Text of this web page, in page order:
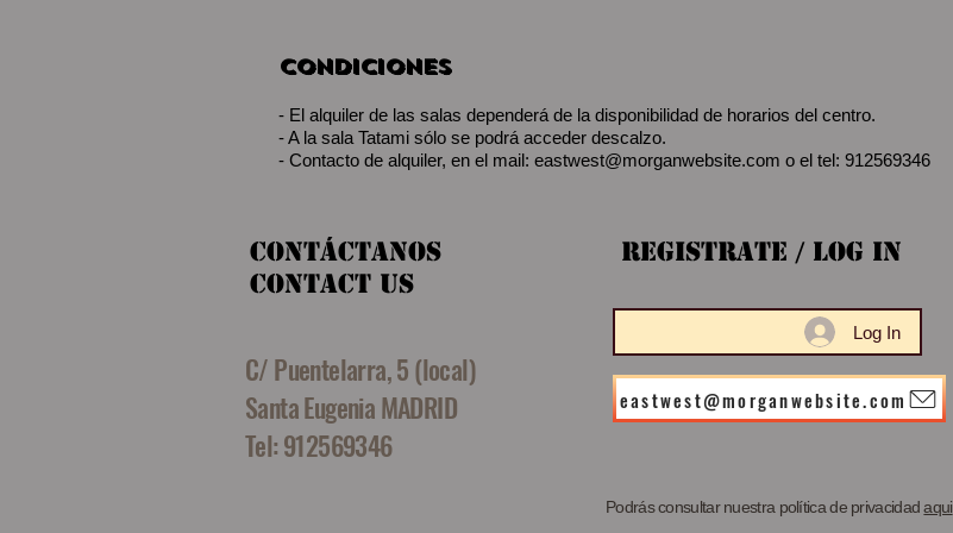
CONDICIONES
- El alquiler de las salas dependerá de la disponibilidad de horarios del centro.
- A la sala Tatami sólo se podrá acceder descalzo.
- Contacto de alquiler, en el mail: eastwest@morganwebsite.com o el tel: 912569346
​​​Contáctanos
CONTACT US
Registrate / Log In
C/ Puentelarra, 5 (local)
Santa Eugenia MADRID
Tel: 912569346
Log In
eastwest@morganwebsite.com
Podrás consultar nuestra política de privacidadaqui